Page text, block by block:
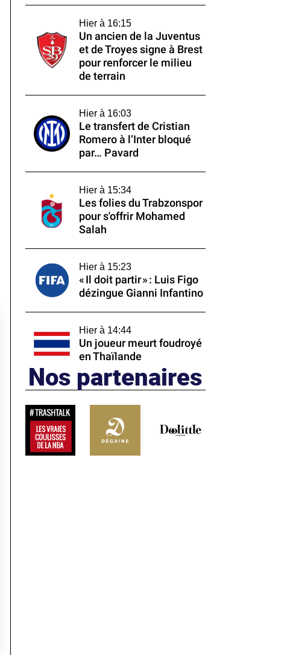
Hier à 16:15
Un ancien de la Juventus
et de Troyes signe à Brest
pour renforcer le milieu
de terrain
Hier à 16:03
Le transfert de Cristian
Romero à l’Inter bloqué
par… Pavard
Hier à 15:34
Les folies du Trabzonspor
pour s'offrir Mohamed
Salah
Hier à 15:23
« Il doit partir » : Luis Figo
dézingue Gianni Infantino
Hier à 14:44
Un joueur meurt foudroyé
en Thaïlande
Nos partenaires